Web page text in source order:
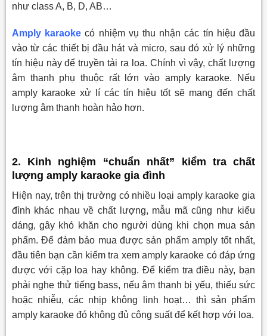
như class A, B, D, AB…
Amply karaoke có nhiệm vụ thu nhận các tín hiệu đầu
vào từ các thiết bị đầu hát và micro, sau đó xử lý những
tín hiệu này để truyền tải ra loa. Chính vì vậy, chất lượng
âm thanh phụ thuộc rất lớn vào amply karaoke. Nếu
amply karaoke xử lí các tín hiệu tốt sẽ mang đến chất
lượng âm thanh hoàn hảo hơn.
2. Kinh nghiệm “chuẩn nhất” kiểm tra chất
lượng amply karaoke gia đình
Hiện nay, trên thị trường có nhiều loại amply karaoke gia
đình khác nhau về chất lượng, mẫu mã cũng như kiểu
dáng, gây khó khăn cho người dùng khi chọn mua sản
phẩm. Để đảm bảo mua được sản phẩm amply tốt nhất,
đầu tiên bạn cần kiểm tra xem amply karaoke có đáp ứng
được với cặp loa hay không. Để kiểm tra điều này, bạn
phải nghe thử tiếng bass, nếu âm thanh bị yếu, thiếu sức
hoặc nhiễu, các nhịp không linh hoạt… thì sản phẩm
amply karaoke đó không đủ công suất để kết hợp với loa.